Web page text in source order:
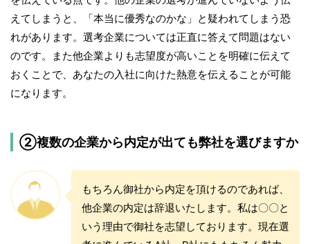
えてしまうと、「本当に優秀なのかな」と疑われてしまう恐
れがあります。選考企業については正直に答えて問題はない
のです。また他企業よりも志望度が高いことを明確に伝えて
おくことで、あなたの入社に向けた熱意を伝えることが可能
になります。
②複数の企業から内定が出ても弊社を選びますか
もちろん御社から内定を頂けるのであれば、
他企業の内定は辞退いたします。私は〇〇と
いう理由で御社を志望しております。現在選